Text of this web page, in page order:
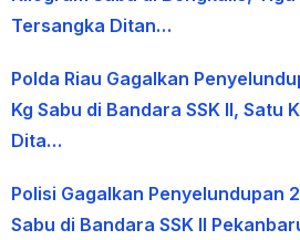
Tersangka Ditan…
Polda Riau Gagalkan
Kg Sabu di Bandara SSK II, Satu
Dita…
Polisi Gagalkan Penyelundupan
Sabu di Bandara SSK II